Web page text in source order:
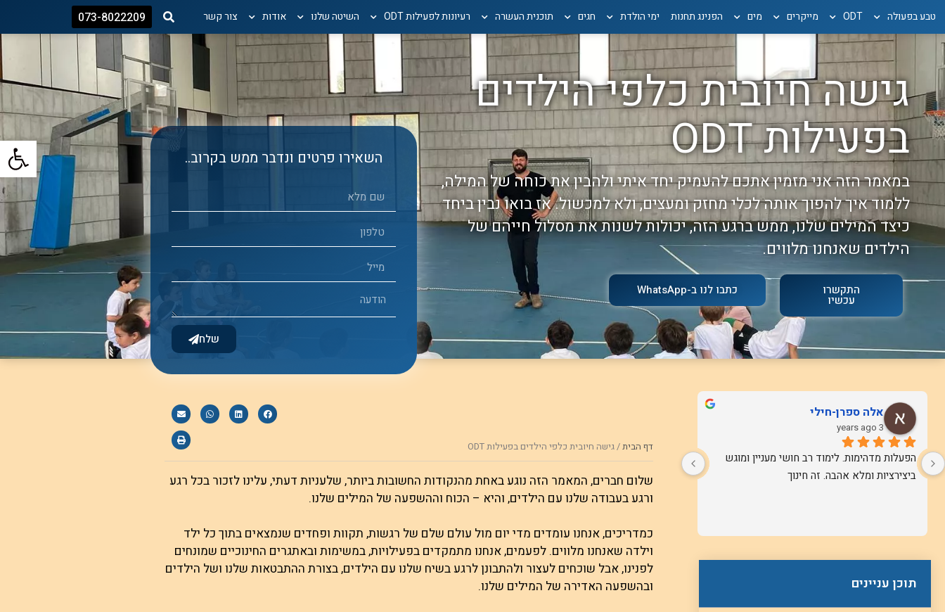
טבע בפעולה ODT מייקרים מים הפנינג תחנות ימי הולדת חגים תוכנית העשרה רעיונות לפעילות ODT השיטה שלנו אודות צור קשר 073-8022209
גישה חיובית כלפי הילדים
בפעילות ODT
במאמר הזה אני מזמין אתכם להעמיק יחד איתי ולהבין את כוחה של המילה,
ללמוד איך להפוך אותה לכלי מחזק ומעצים, ולא למכשול. אז בואו נבין ביחד
כיצד המילים שלנו, ממש ברגע הזה, יכולות לשנות את מסלול חייהם של
הילדים שאנחנו מלווים.
התקשרו
עכשיו
כתבו לנו ב-WhatsApp
השאירו פרטים ונדבר ממש בקרוב..
שלח
אלה ספרן-חילי
3 years ago
ביצירציות ומלא אהבה. זה חינוך
תוכן עניינים
דף הבית/גישה חיובית כלפי הילדים בפעילות ODT
שלום חברים, המאמר הזה נוגע באחת מהנקודות החשובות ביותר, שלעניות דעתי, עלינו לזכור בכל רגע
ורגע בעבודה שלנו עם הילדים, והיא – הכוח וההשפעה של המילים שלנו.
כמדריכים, אנחנו עומדים מדי יום מול עולם שלם של רגשות, תקוות ופחדים שנמצאים בתוך כל ילד
וילדה שאנחנו מלווים. לפעמים, אנחנו מתמקדים בפעילויות, במשימות ובאתגרים החינוכיים שמונחים
לפנינו, אבל שוכחים לעצור ולהתבונן לרגע בשיח שלנו עם הילדים, בצורת ההתבטאות שלנו ושל הילדים
ובהשפעה האדירה של המילים שלנו.